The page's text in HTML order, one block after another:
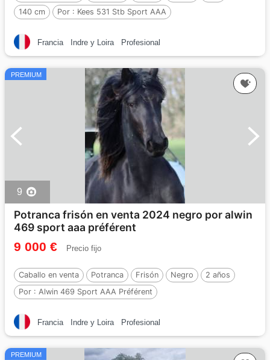
140 cm
Por : Kees 531 Stb Sport AAA
Francia Indre y Loira Profesional
PREMIUM
9
Potranca frisón en venta 2024 negro por alwin
469 sport aaa préférent
9 000 € Precio fijo
Caballo en venta Potranca Frisón Negro
2 años
Por : Alwin 469 Sport AAA Préférent
Francia Indre y Loira Profesional
PREMIUM